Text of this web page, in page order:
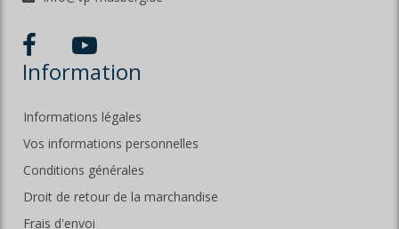
Information
Informations légales
Vos informations personnelles
Conditions générales
Droit de retour de la marchandise
Frais d'envoi